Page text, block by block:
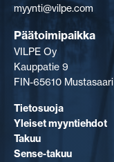
myynti@vilpe.com
Päätoimipaikka
VILPE Oy
Kauppatie 9
FIN-65610 Mustasaari
Tietosuoja
Yleiset myyntiehdot
Takuu
Sense-takuu